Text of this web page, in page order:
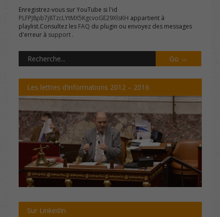
Enregistrez-vous sur YouTube si l'id
PLFPJ8pb7j8TzcLYtMX5KgcvoGE29XlsKH appartient à
playlist.Consultez les FAQ du plugin ou envoyez des messages
d'erreur à support .
Les lettres d’informations 2012 – 2016
Sur LinkedIn